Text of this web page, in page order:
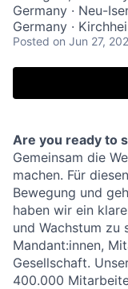
Germany · Neu-
Germany ·
Posted on Jun 27,
Are you ready to
Gemeinsam die
machen. Für
Bewegung und
haben wir ein
und Wachstum zu
Mandant:innen,
Gesellschaft.
400.000